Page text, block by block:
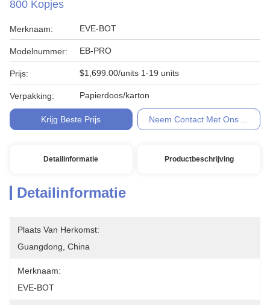
800 Kopjes
Merknaam: EVE-BOT
Modelnummer: EB-PRO
Prijs: $1,699.00/units 1-19 units
Verpakking: Papierdoos/karton
Krijg Beste Prijs Neem Contact Met Ons Op
Detailinformatie Productbeschrijving
Detailinformatie
Plaats Van Herkomst:
Guangdong, China
Merknaam:
EVE-BOT